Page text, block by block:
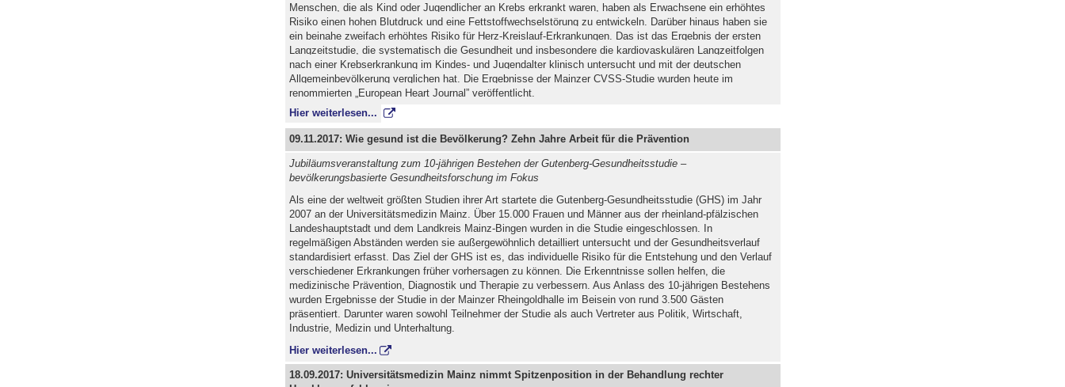
Menschen, die als Kind oder Jugendlicher an Krebs erkrankt waren, haben als Erwachsene ein erhöhtes
Risiko einen hohen Blutdruck und eine Fettstoffwechselstörung zu entwickeln. Darüber hinaus haben sie
ein beinahe zweifach erhöhtes Risiko für Herz-Kreislauf-Erkrankungen. Das ist das Ergebnis der ersten
Langzeitstudie, die systematisch die Gesundheit und insbesondere die kardiovaskulären Langzeitfolgen
nach einer Krebserkrankung im Kindes- und Jugendalter klinisch untersucht und mit der deutschen
Allgemeinbevölkerung verglichen hat. Die Ergebnisse der Mainzer CVSS-Studie wurden heute im
renommierten „European Heart Journal” veröffentlicht.
Hier weiterlesen...
09.11.2017: Wie gesund ist die Bevölkerung? Zehn Jahre Arbeit für die Prävention
Jubiläumsveranstaltung zum 10-jährigen Bestehen der Gutenberg-Gesundheitsstudie –
bevölkerungsbasierte Gesundheitsforschung im Fokus
Als eine der weltweit größten Studien ihrer Art startete die Gutenberg-Gesundheitsstudie (GHS) im Jahr
2007 an der Universitätsmedizin Mainz. Über 15.000 Frauen und Männer aus der rheinland-pfälzischen
Landeshauptstadt und dem Landkreis Mainz-Bingen wurden in die Studie eingeschlossen. In
regelmäßigen Abständen werden sie außergewöhnlich detailliert untersucht und der Gesundheitsverlauf
standardisiert erfasst. Das Ziel der GHS ist es, das individuelle Risiko für die Entstehung und den Verlauf
verschiedener Erkrankungen früher vorhersagen zu können. Die Erkenntnisse sollen helfen, die
medizinische Prävention, Diagnostik und Therapie zu verbessern. Aus Anlass des 10-jährigen Bestehens
wurden Ergebnisse der Studie in der Mainzer Rheingoldhalle im Beisein von rund 3.500 Gästen
präsentiert. Darunter waren sowohl Teilnehmer der Studie als auch Vertreter aus Politik, Wirtschaft,
Industrie, Medizin und Unterhaltung.
Hier weiterlesen...
18.09.2017: Universitätsmedizin Mainz nimmt Spitzenposition in der Behandlung rechter